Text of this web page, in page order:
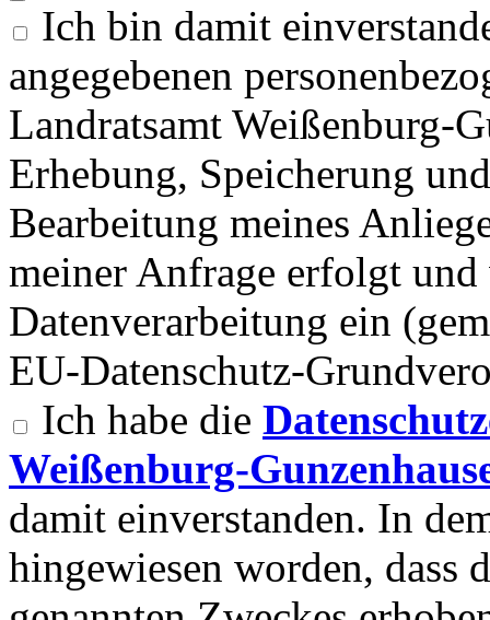
Ich bin damit
angegebenen
Landratsamt Weißenburg-
Erhebung, Speicherung
Bearbeitung meines
meiner Anfrage erfolgt
Datenverarbeitung ein
EU-Datenschutz-
Ich habe die
Weißenburg-
damit einverstanden. In
hingewiesen worden, dass